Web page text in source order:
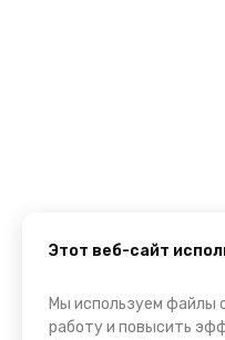
Этот веб-сайт
Мы используем файлы
работу и повысить